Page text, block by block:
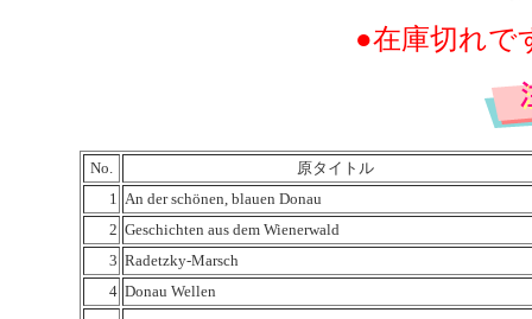
●在庫切れで
No.
原タイトル
1 An der schönen, blauen Donau
2 Geschichten aus dem Wienerwald
3 Radetzky-Marsch
4 Donau Wellen